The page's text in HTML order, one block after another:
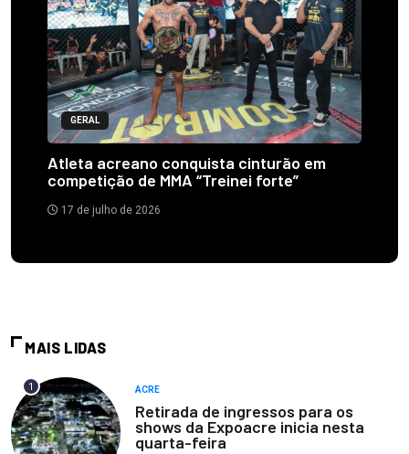
GERAL
Atleta acreano conquista cinturão em
competição de MMA “Treinei forte”
17 de julho de 2026
MAIS LIDAS
1 ACRE
Retirada de ingressos para os
shows da Expoacre inicia nesta
quarta-feira